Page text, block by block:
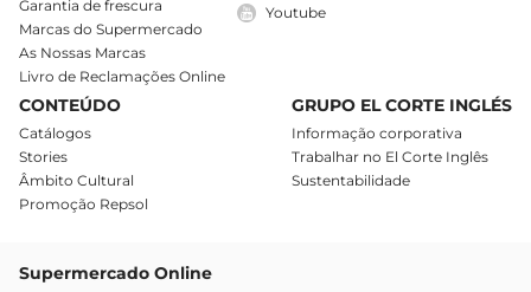
Garantia de frescura
Marcas do Supermercado
As Nossas Marcas
Livro de Reclamações Online
Youtube
CONTEÚDO
Catálogos
Stories
Âmbito Cultural
Promoção Repsol
GRUPO EL CORTE INGLÉS
Informação corporativa
Trabalhar no El Corte Inglês
Sustentabilidade
Supermercado Online